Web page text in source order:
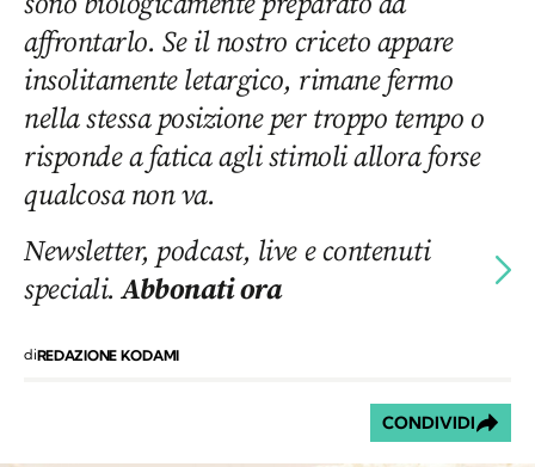
affrontarlo. Se il nostro criceto appare
insolitamente letargico, rimane fermo
nella stessa posizione per troppo tempo o
risponde a fatica agli stimoli allora forse
qualcosa non va.
Newsletter, podcast, live e contenuti
speciali.Abbonati ora
diREDAZIONE KODAMI
CONDIVIDI